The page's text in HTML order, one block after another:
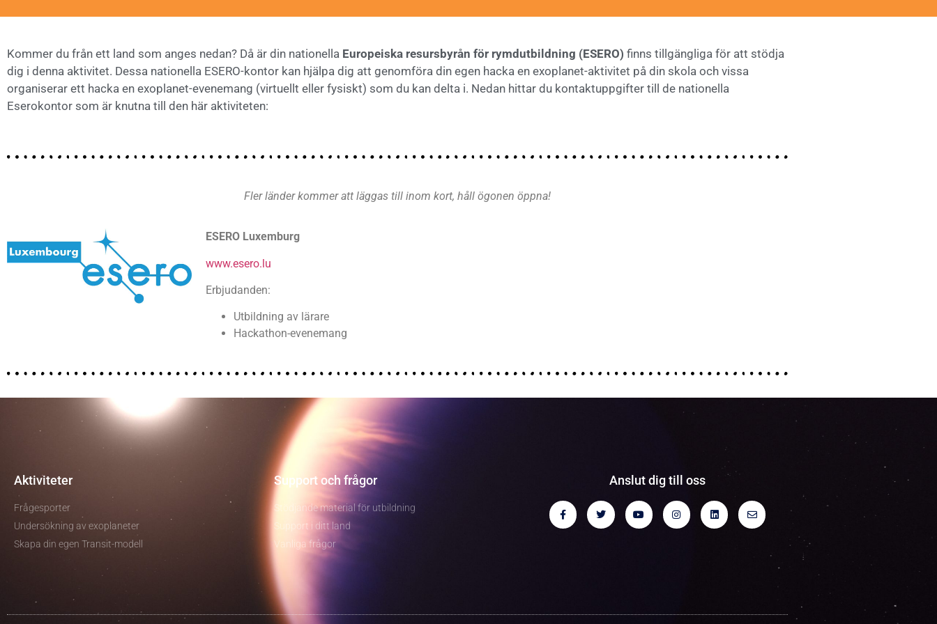
Kommer du från ett land som anges nedan? Då är din nationella Europeiska resursbyrån för rymdutbildning (ESERO) finns tillgängliga för att stödja
dig i denna aktivitet. Dessa nationella ESERO-kontor kan hjälpa dig att genomföra din egen hacka en exoplanet-aktivitet på din skola och vissa
organiserar ett hacka en exoplanet-evenemang (virtuellt eller fysiskt) som du kan delta i. Nedan hittar du kontaktuppgifter till de nationella
Eserokontor som är knutna till den här aktiviteten:
Fler länder kommer att läggas till inom kort, håll ögonen öppna!
ESERO Luxemburg
www.esero.lu
Erbjudanden:
Utbildning av lärare
Hackathon-evenemang
Aktiviteter
Frågesporter
Undersökning av exoplaneter
Skapa din egen Transit-modell
Support och frågor
Stödjande material för utbildning
Support i ditt land
Vanliga frågor
Anslut dig till oss